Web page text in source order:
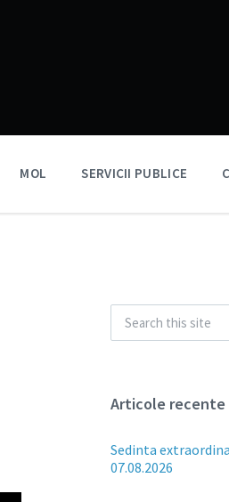
MOL SERVICII PUBLICE
Articole recente
Sedinta
07.08.2026